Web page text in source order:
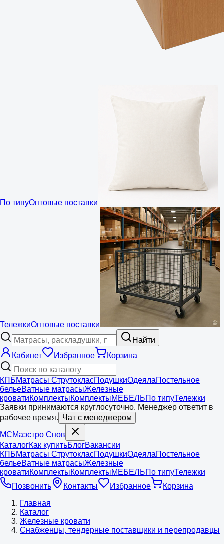
По типуОптовые поставки
ТележкиОптовые поставки
Найти
Кабинет
Избранное Корзина
КПБМатрасы СтрутокласПодушкиОдеялаПостельное
бельеВатные матрасыЖелезные
кроватиКомплектыКомплектыМЕБЕЛЬПо типуТележки
Заявки принимаются круглосуточно. Менеджер ответит в
рабочее время. Чат с менеджером
МСМаэстро Снов
КаталогКак купитьБлогВакансии
КПБМатрасы СтрутокласПодушкиОдеялаПостельное
бельеВатные матрасыЖелезные
кроватиКомплектыКомплектыМЕБЕЛЬПо типуТележки
Позвонить
Контакты Избранное
Корзина
Главная
Каталог
Железные кровати
Снабженцы, тендерные поставщики и перепродавцы